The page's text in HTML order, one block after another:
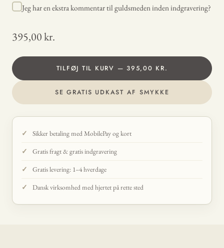
Jeg har en ekstra kommentar til guldsmeden inden indgravering?
395,00 kr.
TILFØJ TIL KURV — 395,00 KR.
SE GRATIS UDKAST AF SMYKKE
Sikker betaling med MobilePay og kort
Gratis fragt & gratis indgravering
Gratis levering: 1–4 hverdage
Dansk virksomhed med hjertet på rette sted